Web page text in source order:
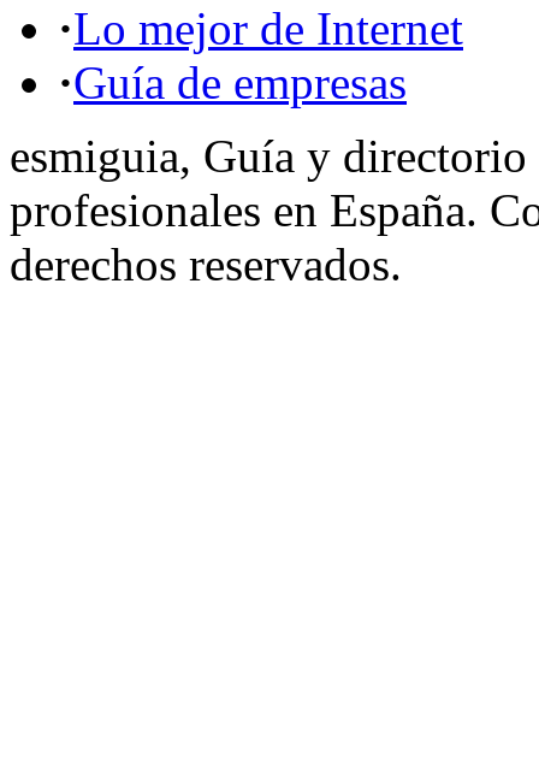
·Lo mejor de Internet
·Guía de empresas
esmiguia, Guía y directorio
profesionales en España.
derechos reservados.